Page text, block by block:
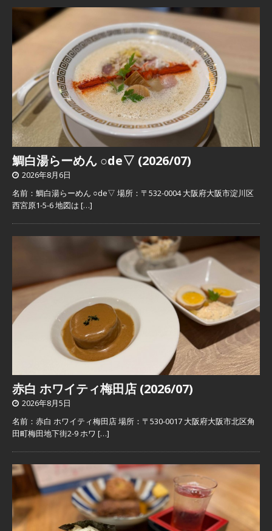
鯛白湯らーめん ○de▽ (2026/07)
2026年8月6日
名前：鯛白湯らーめん ○de▽ 場所：〒532-0004 大阪府大阪市淀川区
西宮原1-5-6 地図は […]
赤白 ホワイティ梅田店 (2026/07)
2026年8月5日
名前：赤白 ホワイティ梅田店 場所：〒530-0017 大阪府大阪市北区角
田町梅田地下街2-9 ホワ […]